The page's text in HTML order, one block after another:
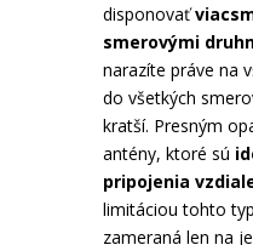
disponovať
smerovými
narazíte práve na
do všetkých
kratší. Presným
antény, ktoré sú
pripojenia
limitáciou tohto
zameraná len na